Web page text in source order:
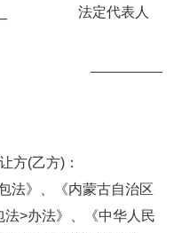
法定代表人
日 _________
方(乙方)：
法》、《内蒙古自治区
>办法》、《中华人民